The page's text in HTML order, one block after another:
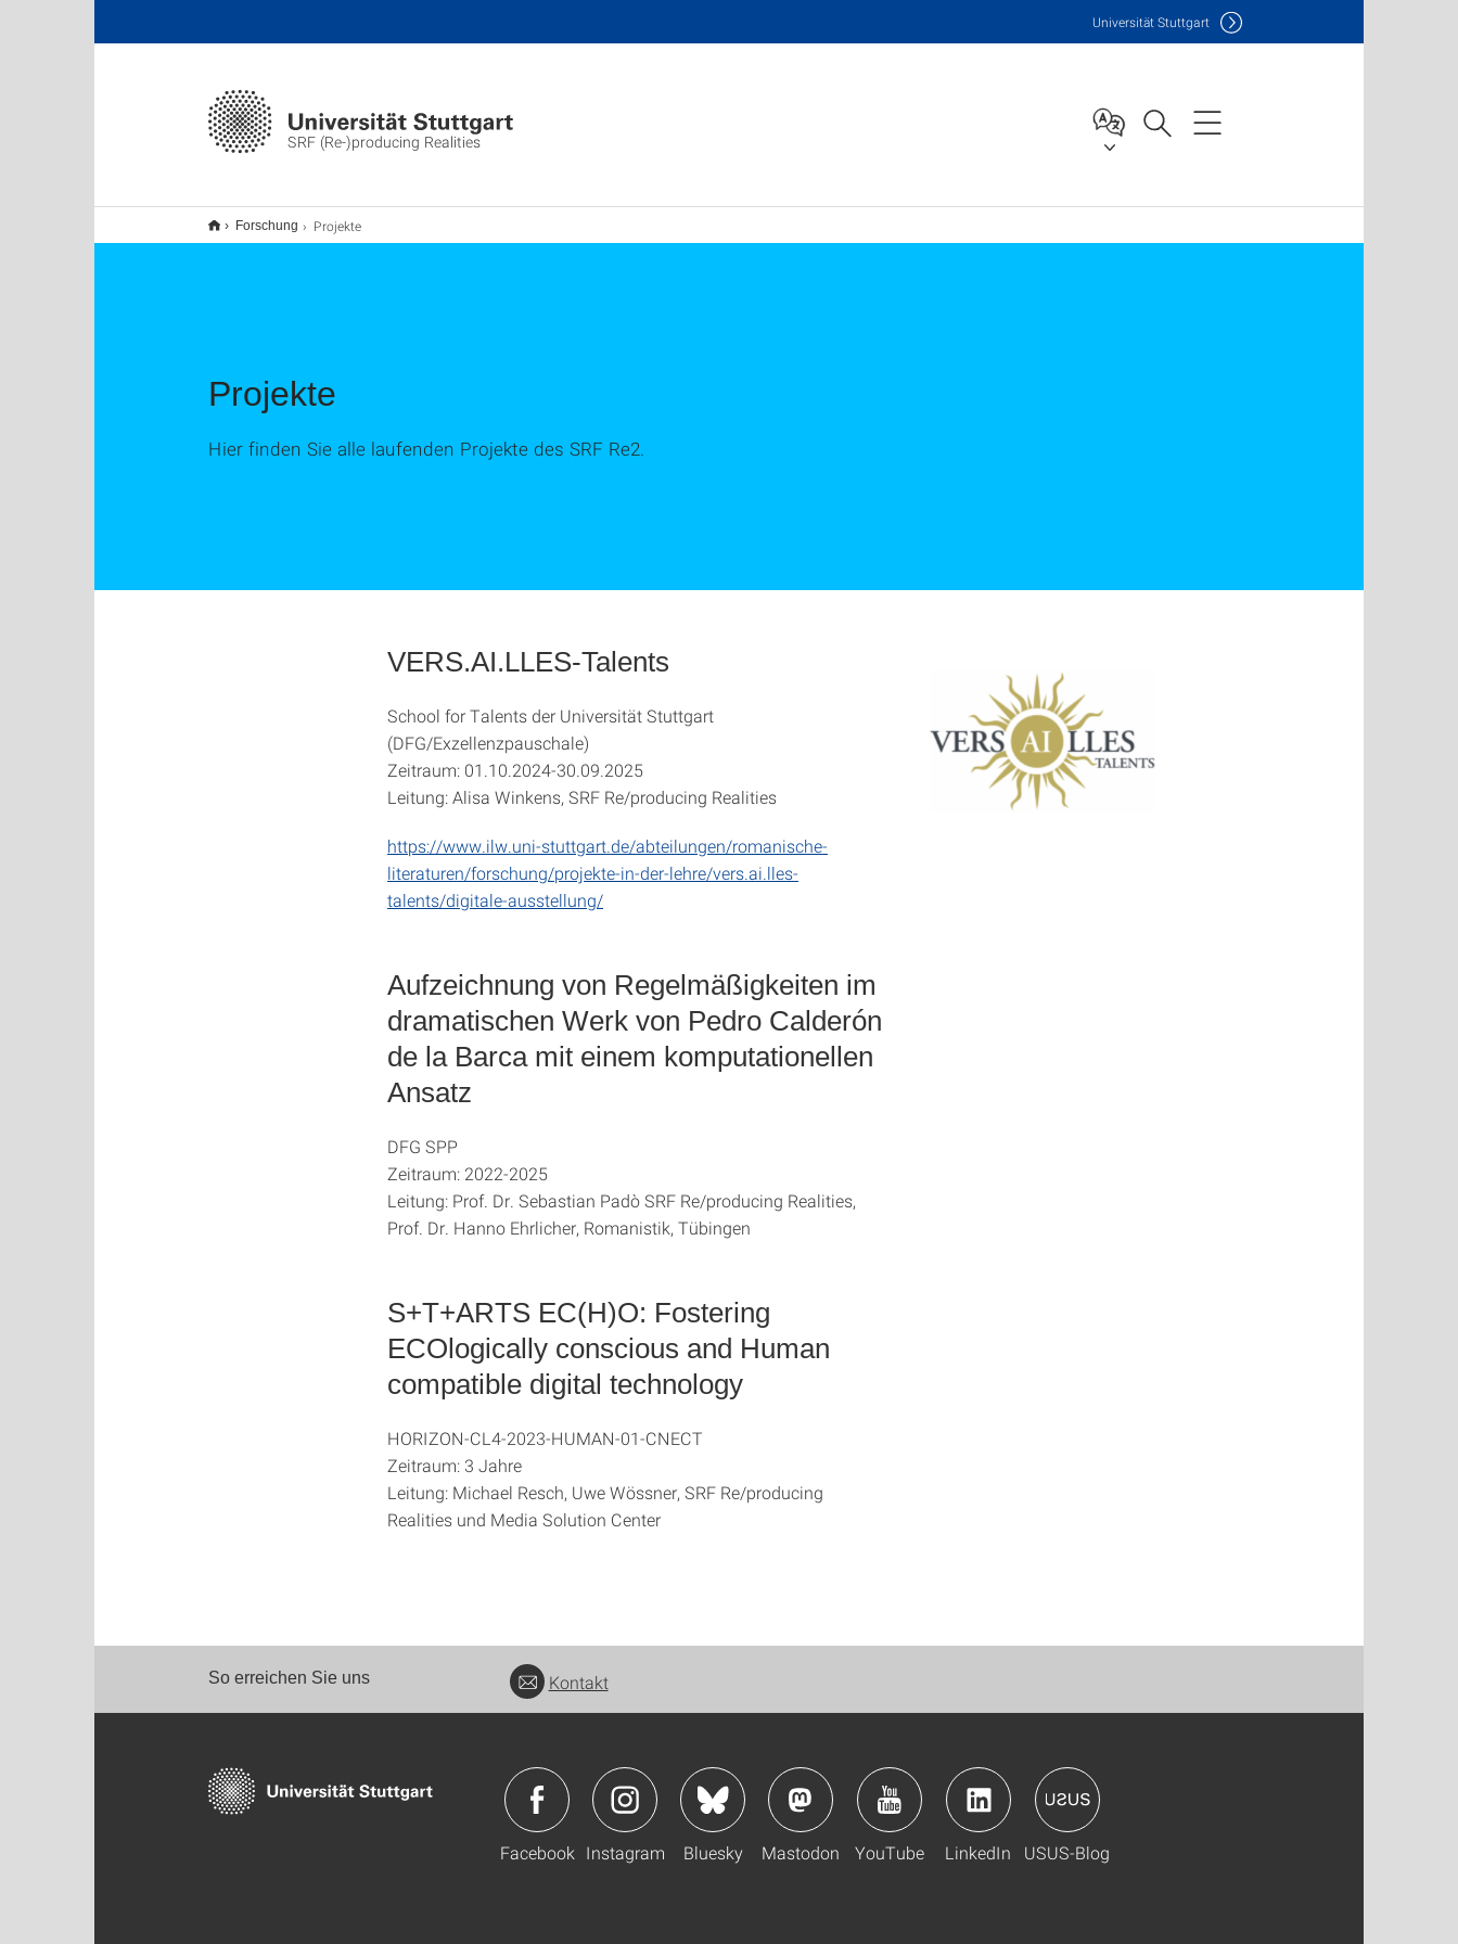
SRF (Re-)producing Realities
Universität Stuttgart
Forschung Projekte
Projekte
Hier finden Sie alle laufenden Projekte des SRF Re2.
VERS.AI.LLES-Talents
School for Talents der Universität Stuttgart
(DFG/Exzellenzpauschale)
Zeitraum: 01.10.2024-30.09.2025
Leitung: Alisa Winkens, SRF Re/producing Realities
https://www.ilw.uni-stuttgart.de/abteilungen/romanische-
literaturen/forschung/projekte-in-der-lehre/vers.ai.lles-
talents/digitale-ausstellung/
Aufzeichnung von Regelmäßigkeiten im
dramatischen Werk von Pedro Calderón
de la Barca mit einem komputationellen
Ansatz
DFG SPP
Zeitraum: 2022-2025
Leitung: Prof. Dr. Sebastian Padò SRF Re/producing Realities,
Prof. Dr. Hanno Ehrlicher, Romanistik, Tübingen
S+T+ARTS EC(H)O: Fostering
ECOlogically conscious and Human
compatible digital technology
HORIZON-CL4-2023-HUMAN-01-CNECT
Zeitraum: 3 Jahre
Leitung: Michael Resch, Uwe Wössner, SRF Re/producing
Realities und Media Solution Center
So erreichen Sie uns Kontakt
Facebook Instagram Bluesky Mastodon YouTube LinkedIn USUS-Blog